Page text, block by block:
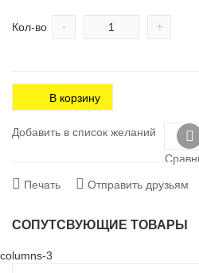
Кол-во - +
В корзину
Добавить в список желаний
Печать Отправить друзьям
СОПУТСВУЮЩИЕ ТОВАРЫ
columns-3